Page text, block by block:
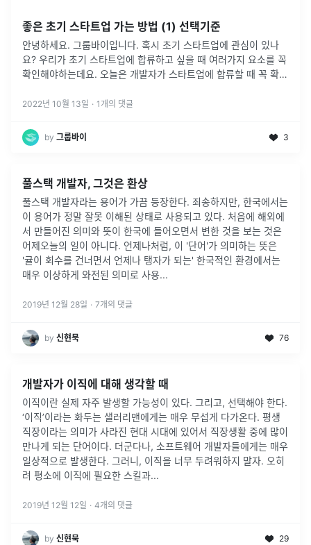
좋은 초기 스타트업 가는 방법 (1) 선택기준
안녕하세요. 그룹바이입니다. 혹시 초기 스타트업에 관심이 있나
요? 우리가 초기 스타트업에 합류하고 싶을 때 여러가지 요소를 꼭
확인해야하는데요. 오늘은 개발자가 스타트업에 합류할 때 꼭 확인
초기 스타트 ...
2022년 10월 13일 · 1 개의 댓글
by 그룹바이 3
풀스택 개발자, 그것은 환상
풀스택 개발자라는 용어가 가끔 등장한다. 죄송하지만, 한국에서는
이 용어가 정말 잘못 이해된 상태로 사용되고 있다. 처음에 해외에
서 만들어진 의미와 뜻이 한국에 들어오면서 변한 것을 보는 것은
어제오늘의 일이 아니다. 언제나처럼, 이 '단어'가 의미하는 뜻은
'귤이 회수를 건너면서 언제나 탱자가 되는' 한국적인 환경에서는
매우 이상하게 와전된 의미로 사용...
2019년 12월 28일 · 7개의 댓글
by 신현묵 76
개발자가 이직에 대해 생각할 때
이직이란 실제 자주 발생할 가능성이 있다. 그리고, 선택해야 한다.
‘이직’이라는 화두는 샐러리맨에게는 매우 무섭게 다가온다. 평생
직장이라는 의미가 사라진 현대 시대에 있어서 직장생활 중에 많이
만나게 되는 단어이다. 더군다나, 소프트웨어 개발자들에게는 매우
일상적으로 발생한다. 그러니, 이직을 너무 두려워하지 말자. 오히
려 평소에 이직에 필요한 스킬과...
2019년 12월 12일 · 4개의 댓글
by 신현묵 29